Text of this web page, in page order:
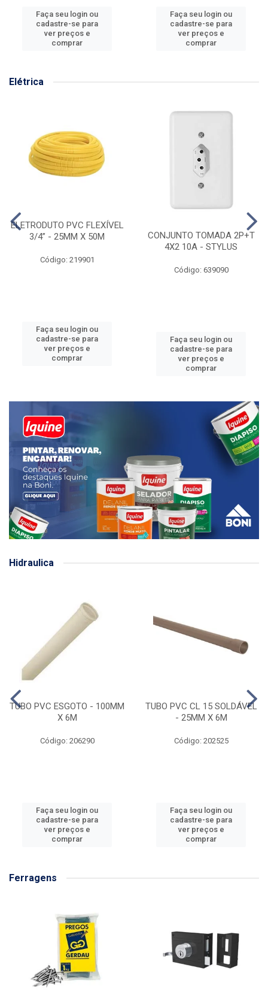
Faça seu login ou
cadastre-se para
ver preços e
comprar
Faça seu login ou
cadastre-se para
ver preços e
comprar
Elétrica
ELETRODUTO PVC FLEXÍVEL
3/4” - 25MM X 50M
Código: 219901
Faça seu login ou
cadastre-se para
ver preços e
comprar
CONJUNTO TOMADA 2P+T
4X2 10A - STYLUS
Código: 639090
Faça seu login ou
cadastre-se para
ver preços e
comprar
Hidraulica
TUBO PVC ESGOTO - 100MM
X 6M
Código: 206290
Faça seu login ou
cadastre-se para
ver preços e
comprar
TUBO PVC CL 15 SOLDÁVEL
- 25MM X 6M
Código: 202525
Faça seu login ou
cadastre-se para
ver preços e
comprar
Ferragens